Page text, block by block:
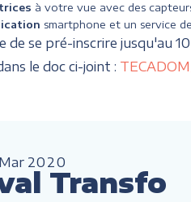
à votre vue avec des
smartphone et un service de
de se pré-inscrire jusqu'au
le doc ci-joint :
Mar 2020
Transfo